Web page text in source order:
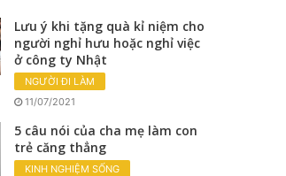
Lưu ý khi tặng quà kỉ niệm cho
người nghỉ hưu hoặc nghỉ việc
ở công ty Nhật
NGƯỜI ĐI LÀM
11/07/2021
5 câu nói của cha mẹ làm con
trẻ căng thẳng
KINH NGHIỆM SỐNG